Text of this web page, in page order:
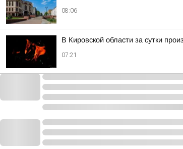
08:06
В Кировской области за сутки
07:21